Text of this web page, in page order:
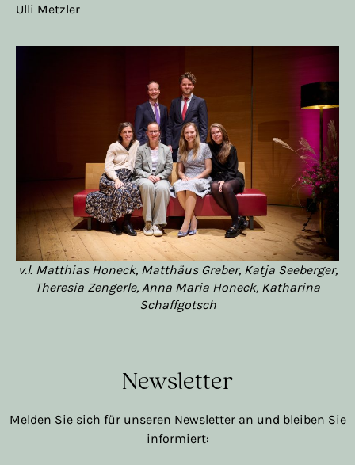
Ulli Metzler
v.l. Matthias Honeck, Matthäus Greber, Katja Seeberger,
Theresia Zengerle, Anna Maria Honeck, Katharina
Schaffgotsch
Newsletter
Melden Sie sich für unseren Newsletter an und bleiben Sie
informiert: